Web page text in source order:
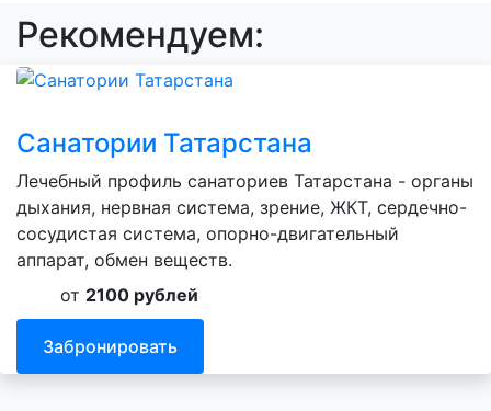
Рекомендуем:
Санатории Татарстана
Лечебный профиль санаториев Татарстана - органы
дыхания, нервная система, зрение, ЖКТ, сердечно-
сосудистая система, опорно-двигательный
аппарат, обмен веществ.
от 2100 рублей
Забронировать